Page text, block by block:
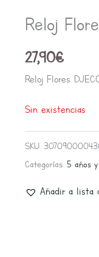
Reloj
27,90€
Reloj Flores
Sin existencias
SKU:
Categorías: 5 años
Añadir a lista